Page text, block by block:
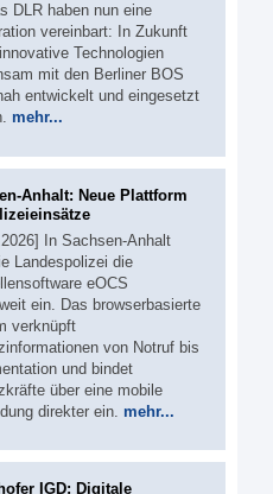
DLR haben nun eine
vereinbart: In Zukunft
Technologien
mit den Berliner BOS
entwickelt und eingesetzt
mehr...
Anhalt: Neue Plattform
In Sachsen-Anhalt
Landespolizei die
eOCS
ein. Das browserbasierte
verknüpft
von Notruf bis
und bindet
über eine mobile
direkter ein. mehr...
IGD: Digitale